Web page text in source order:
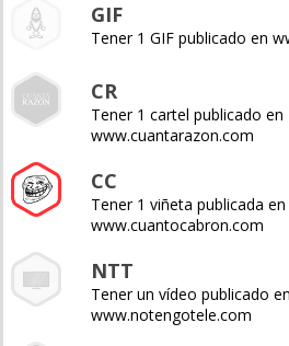
GIF
Tener 1 GIF publicado en
CR
Tener 1 cartel publicado en
www.cuantarazon.com
CC
Tener 1 viñeta publicada en
www.cuantocabron.com
NTT
Tener un vídeo publicado en
www.notengotele.com